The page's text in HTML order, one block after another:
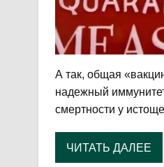
А так, общая
надежный
смертности у
ЧИТАТЬ ДАЛЕЕ